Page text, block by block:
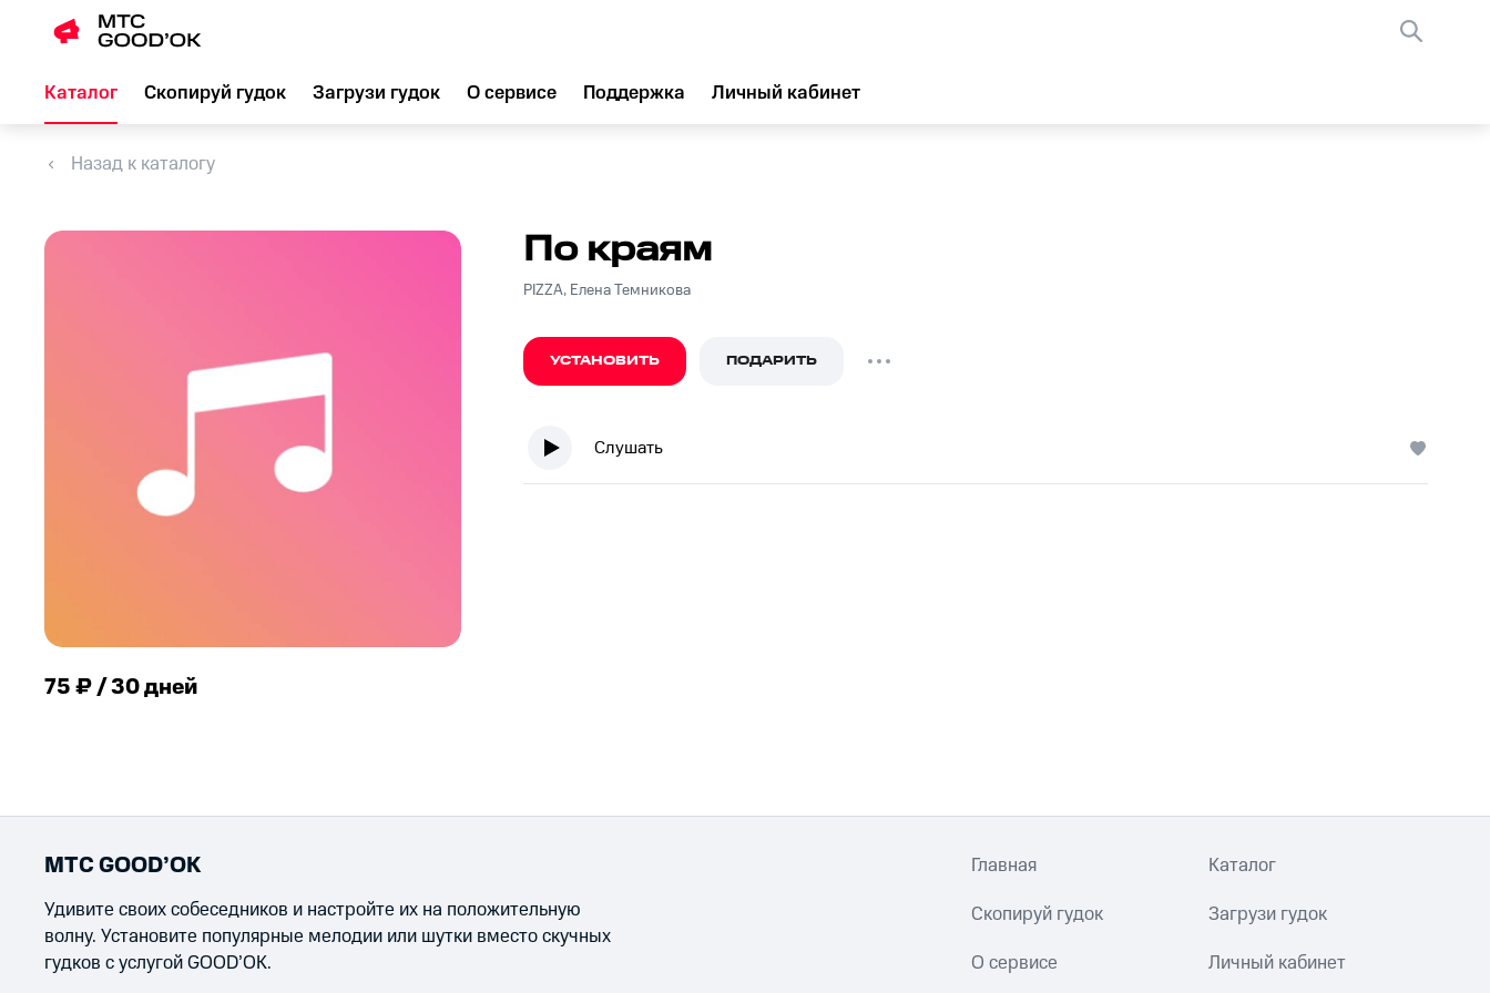
Каталог Скопируй гудок Загрузи гудок О сервисе Поддержка Личный кабинет
Назад к каталогу
75 ₽ / 30 дней
По краям
PIZZA, Елена Темникова
УСТАНОВИТЬ ПОДАРИТЬ
Слушать
МТС GOOD’OK
Удивите своих собеседников и настройте их на положительную
волну. Установите популярные мелодии или шутки вместо скучных
гудков с услугой GOOD’OK.
Главная Каталог
Скопируй гудок Загрузи гудок
О сервисе Личный кабинет